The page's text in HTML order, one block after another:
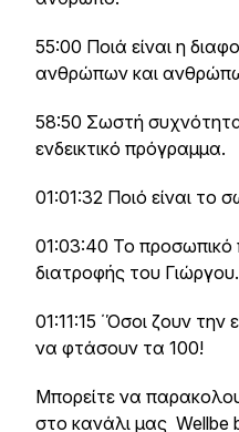
55:00 Ποιά είναι η
ανθρώπων και
58:50 Σωστή
ενδεικτικό πρόγραμμα.
01:01:32 Ποιό είναι το
01:03:40 Το προσωπικό
διατροφής του Γιώργου.
01:11:15 ΄Όσοι ζουν
να φτάσουν τα 100!
Μπορείτε να
στο κανάλι μας Wellbe